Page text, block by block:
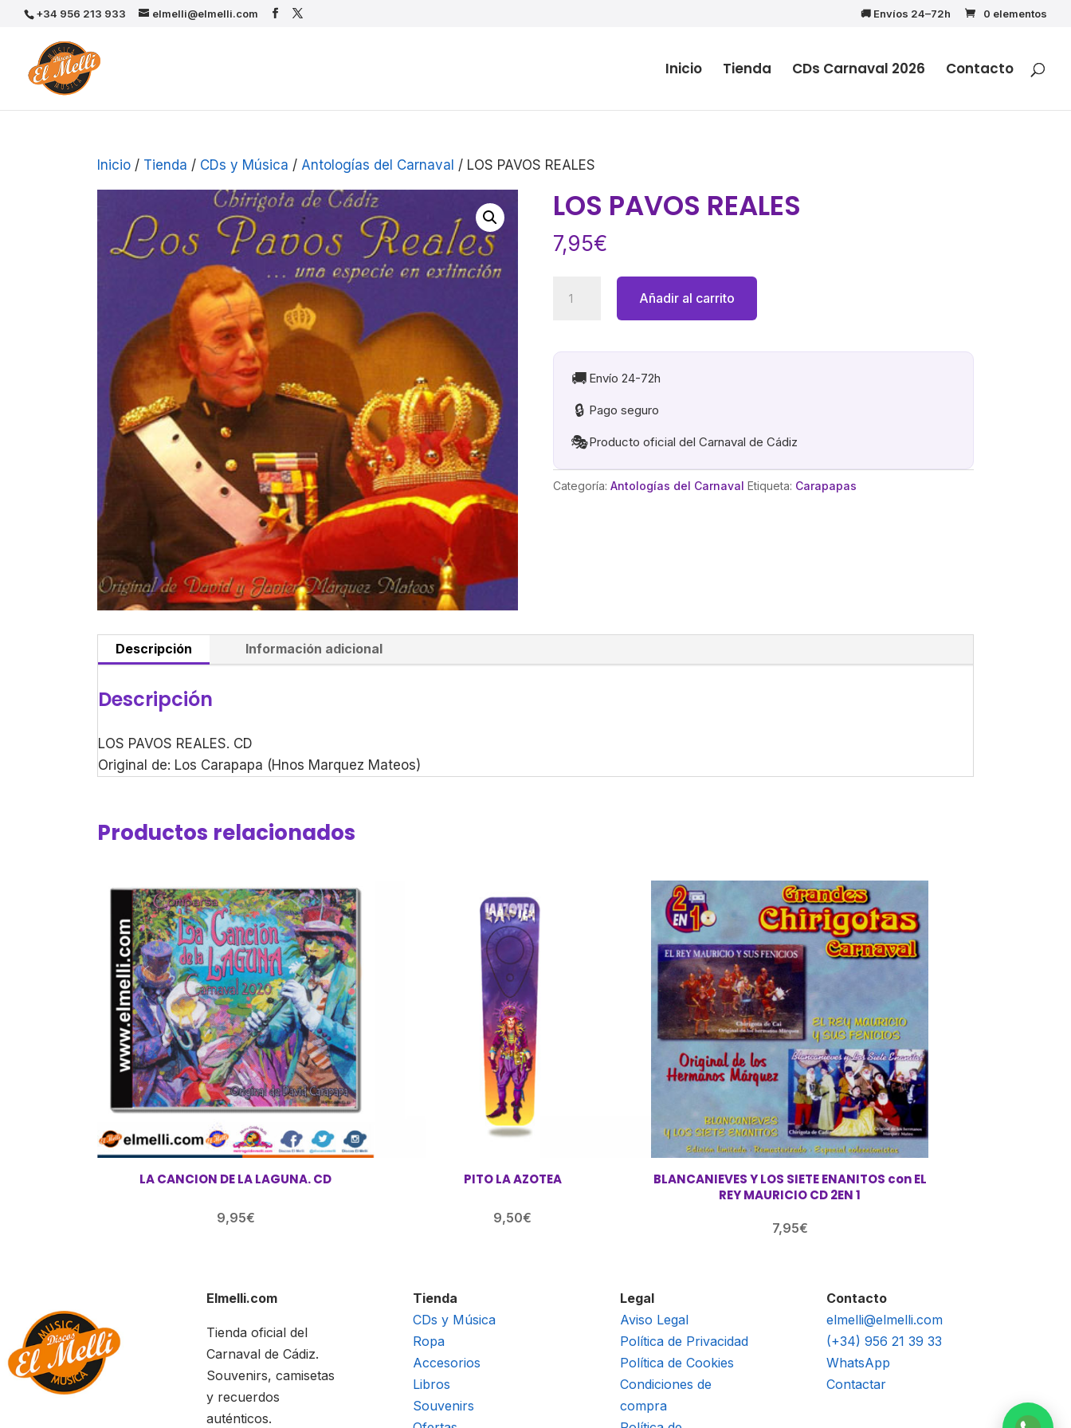
+34 956 213 933 elmelli@elmelli.com 🚚 Envíos 24–72h 0 elementos
Inicio Tienda CDs Carnaval 2026 Contacto
Inicio / Tienda / CDs y Música / Antologías del Carnaval / LOS PAVOS REALES
LOS PAVOS REALES
7,95€
PAVOS
cantidad
Añadir al carrito
🚚 Envío 24-72h
🔒 Pago seguro
🎭Producto oficial del Carnaval de Cádiz
Categoría: Antologías del Carnaval Etiqueta: Carapapas
Descripción Información adicional
Descripción
LOS PAVOS REALES. CD
Original de: Los Carapapa (Hnos Marquez Mateos)
Productos relacionados
LA CANCION DE LA LAGUNA. CD
9,95€
PITO LA AZOTEA
9,50€
BLANCANIEVES Y LOS SIETE ENANITOS con EL
REY MAURICIO CD 2EN 1
7,95€
Elmelli.com
Tienda oficial del
Carnaval de Cádiz.
Souvenirs, camisetas
y recuerdos
auténticos.
Tienda
CDs y Música
Ropa
Accesorios
Libros
Souvenirs
Legal
Aviso Legal
Política de Privacidad
Política de Cookies
Condiciones de
compra
Contacto
elmelli@elmelli.com
(+34) 956 21 39 33
WhatsApp
Contactar